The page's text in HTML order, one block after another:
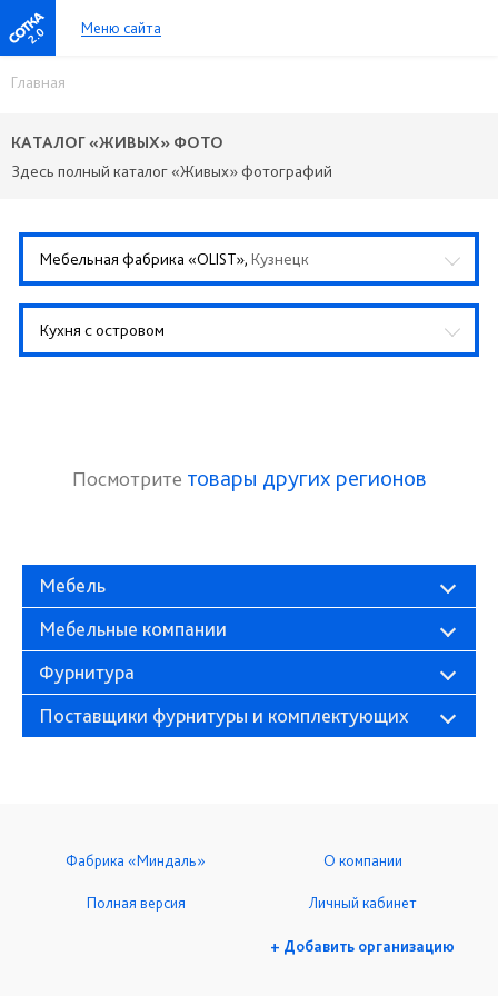
2.0 Меню сайта
Главная
КАТАЛОГ «ЖИВЫХ» ФОТО
Здесь полный каталог «Живых» фотографий
Мебельная фабрика «OLIST», Кузнецк
Кухня с островом
Посмотрите товары других регионов
Мебель
Мебельные компании
Фурнитура
Поставщики фурнитуры и комплектующих
Фабрика «Миндаль» О компании
Полная версия Личный кабинет
+ Добавить организацию